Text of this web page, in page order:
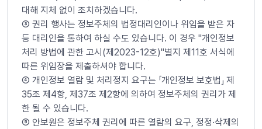
대해 지체 없이 조치하겠습니다.
➂ 권리 행사는 정보주체의 법정대리인이나 위임을 받은 자
등 대리인을 통하여 하실 수도 있습니다. 이 경우 "개인정보
처리 방법에 관한 고시(제2023-12호)"별지 제11호 서식에
따른 위임장을 제출하셔야 합니다.
➃ 개인정보 열람 및 처리정지 요구는 「개인정보 보호법」 제
35조 제4항, 제37조 제2항에 의하여 정보주체의 권리가 제
한 될 수 있습니다.
➄ 안보원은 정보주체 권리에 따른 열람의 요구, 정정·삭제의